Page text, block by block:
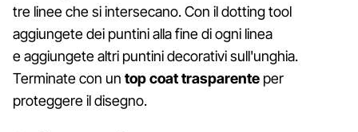
tre linee che si intersecano. Con il dotting tool
aggiungete dei puntini alla fine di ogni linea
e aggiungete altri puntini decorativi sull'unghia.
Terminate con un top coat trasparente per
proteggere il disegno.